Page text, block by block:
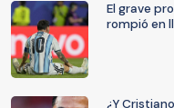
El grave
rompió en
¿Y